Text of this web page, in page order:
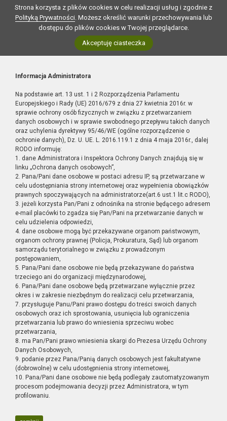
Strona korzysta z plików cookies w celu realizacji usług i zgodnie z
Polityką Prywatności. Możesz określić warunki przechowywania lub
dostępu do plików cookies w Twojej przeglądarce.
Akceptuję ciasteczka
Informacja Administratora
Na podstawie art. 13 ust. 1 i 2 Rozporządzenia Parlamentu
Europejskiego i Rady (UE) 2016/679 z dnia 27 kwietnia 2016r. w
sprawie ochrony osób fizycznych w związku z przetwarzaniem
danych osobowych i w sprawie swobodnego przepływu takich danych
oraz uchylenia dyrektywy 95/46/WE (ogólne rozporządzenie o
ochronie danych), Dz. U. UE. L. 2016.119.1 z dnia 4 maja 2016r., dalej
RODO informuję:
1. dane Administratora i Inspektora Ochrony Danych znajdują się w
linku „Ochrona danych osobowych”,
2. Pana/Pani dane osobowe w postaci adresu IP, są przetwarzane w
celu udostępniania strony internetowej oraz wypełnienia obowiązków
prawnych spoczywających na administratorze(art.6 ust.1 lit.c RODO),
3. jeżeli korzysta Pan/Pani z odnośnika na stronie będącego adresem
e-mail placówki to zgadza się Pan/Pani na przetwarzanie danych w
celu udzielenia odpowiedzi,
4. dane osobowe mogą być przekazywane organom państwowym,
organom ochrony prawnej (Policja, Prokuratura, Sąd) lub organom
samorządu terytorialnego w związku z prowadzonym
postępowaniem,
5. Pana/Pani dane osobowe nie będą przekazywane do państwa
trzeciego ani do organizacji międzynarodowej,
6. Pana/Pani dane osobowe będą przetwarzane wyłącznie przez
okres i w zakresie niezbędnym do realizacji celu przetwarzania,
7. przysługuje Panu/Pani prawo dostępu do treści swoich danych
osobowych oraz ich sprostowania, usunięcia lub ograniczenia
przetwarzania lub prawo do wniesienia sprzeciwu wobec
przetwarzania,
8. ma Pan/Pani prawo wniesienia skargi do Prezesa Urzędu Ochrony
Danych Osobowych,
9. podanie przez Pana/Panią danych osobowych jest fakultatywne
(dobrowolne) w celu udostępnienia strony internetowej,
10. Pana/Pani dane osobowe nie będą podlegały zautomatyzowanym
procesom podejmowania decyzji przez Administratora, w tym
profilowaniu.